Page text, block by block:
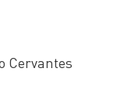
Cervantes